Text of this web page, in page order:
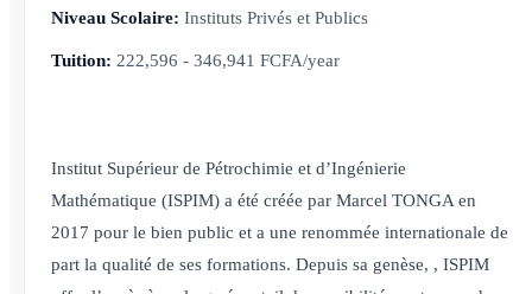
Niveau Scolaire: Instituts Privés et Publics
Tuition: 222,596 - 346,941 FCFA/year
Institut Supérieur de Pétrochimie et d’Ingénierie
Mathématique (ISPIM) a été créée par Marcel TONGA en
2017 pour le bien public et a une renommée internationale de
part la qualité de ses formations. Depuis sa genèse, , ISPIM